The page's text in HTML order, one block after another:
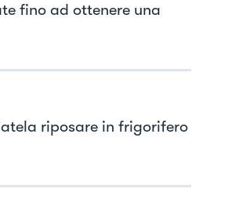
fino ad ottenere una
riposare in frigorifero